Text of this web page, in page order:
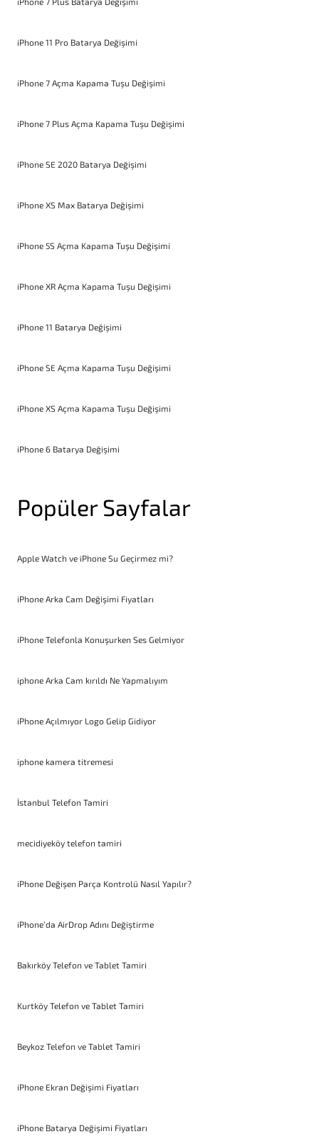
iPhone 11 Pro Batarya Değişimi
iPhone 7 Açma Kapama Tuşu Değişimi
iPhone 7 Plus Açma Kapama Tuşu Değişimi
iPhone SE 2020 Batarya Değişimi
iPhone XS Max Batarya Değişimi
iPhone 5S Açma Kapama Tuşu Değişimi
iPhone XR Açma Kapama Tuşu Değişimi
iPhone 11 Batarya Değişimi
iPhone SE Açma Kapama Tuşu Değişimi
iPhone XS Açma Kapama Tuşu Değişimi
iPhone 6 Batarya Değişimi
Popüler Sayfalar
Apple Watch ve iPhone Su Geçirmez mi?
iPhone Arka Cam Değişimi Fiyatları
iPhone Telefonla Konuşurken Ses Gelmiyor
iphone Arka Cam kırıldı Ne Yapmalıyım
iPhone Açılmıyor Logo Gelip Gidiyor
iphone kamera titremesi
İstanbul Telefon Tamiri
mecidiyeköy telefon tamiri
iPhone Değişen Parça Kontrolü Nasıl Yapılır?
iPhone’da AirDrop Adını Değiştirme
Bakırköy Telefon ve Tablet Tamiri
Kurtköy Telefon ve Tablet Tamiri
Beykoz Telefon ve Tablet Tamiri
iPhone Ekran Değişimi Fiyatları
iPhone Batarya Değişimi Fiyatları